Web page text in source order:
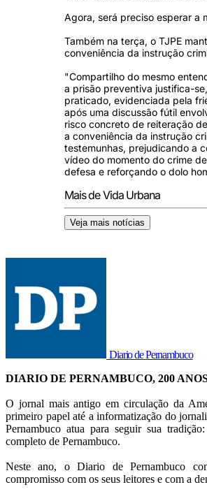
Agora, será preciso esperar a
Também na terça, o TJPE
conveniência da instrução
"Compartilho do mesmo
a prisão preventiva justifica-
praticado, evidenciada pela
após uma discussão fútil
risco concreto de reiteração
a conveniência da instrução
testemunhas, prejudicando a
vídeo do momento do crime
defesa e reforçando o dolo
Mais de Vida Urbana
Veja mais notícias
Diario de Pernambuco
DIARIO DE PERNAMBUCO, 200
O jornal mais antigo em circulação da
primeiro papel até a informatização do
Pernambuco atua para seguir sua
completo de Pernambuco.
Neste ano, o Diario de Pernambuco
compromisso com os seus leitores e com a